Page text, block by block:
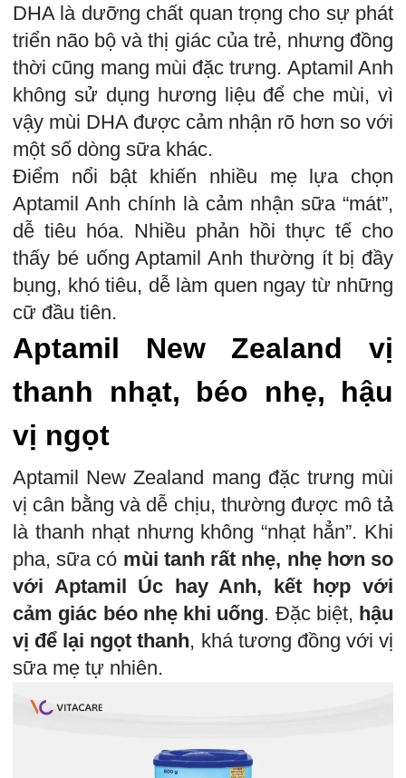
DHA là dưỡng chất quan trọng cho sự phát
triển não bộ và thị giác của trẻ, nhưng đồng
thời cũng mang mùi đặc trưng. Aptamil Anh
không sử dụng hương liệu để che mùi, vì
vậy mùi DHA được cảm nhận rõ hơn so với
một số dòng sữa khác.
Điểm nổi bật khiến nhiều mẹ lựa chọn
Aptamil Anh chính là cảm nhận sữa “mát”,
dễ tiêu hóa. Nhiều phản hồi thực tế cho
thấy bé uống Aptamil Anh thường ít bị đầy
bụng, khó tiêu, dễ làm quen ngay từ những
cữ đầu tiên.
Aptamil New Zealand vị
thanh nhạt, béo nhẹ, hậu
vị ngọt
Aptamil New Zealand mang đặc trưng mùi
vị cân bằng và dễ chịu, thường được mô tả
là thanh nhạt nhưng không “nhạt hẳn”. Khi
pha, sữa có mùi tanh rất nhẹ, nhẹ hơn so
với Aptamil Úc hay Anh, kết hợp với
cảm giác béo nhẹ khi uống. Đặc biệt, hậu
vị để lại ngọt thanh, khá tương đồng với vị
sữa mẹ tự nhiên.